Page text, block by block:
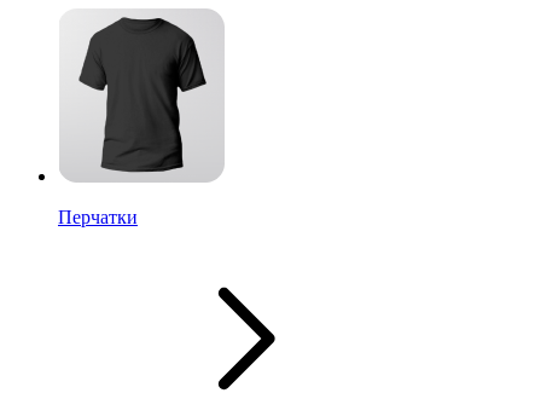
Перчатки